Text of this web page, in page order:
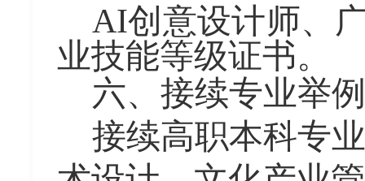
AI创意设计师、
业技能等级证书。
六、接续专业举例
接续高职本科专